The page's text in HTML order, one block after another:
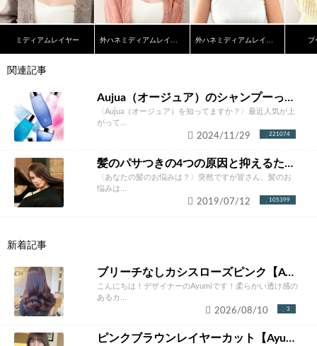
ミディアムレイヤー 外ハネミディアムレイヤーカット 外ハネミディアムレイヤー プ
関連記事
Aujua（オージュア）のシャンプーって本当にいいの？ソムリエが徹底解説！
〈Aujua（オージュア）を知ってますか？〉最近人気が上
がって...
221074
2024/11/29
髪のパサつきの4つの原因と抑えるための改善方法とは？あなたにあったケア方法をご紹介！
〈あなたの髪のお悩みは？〉突然ですが皆さん、髪のお
悩みは...
105399
2019/07/12
新着記事
ブリーチなしカシスローズピンク【Ayumi】
こんにちは！デザイナーのAyumiです！柔らかい透け感の
あるカ...
3
2026/08/10
ピンクブラウンレイヤーカット【Ayumi】